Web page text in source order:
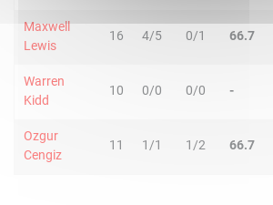
Maxwell
Lewis
16 4/5 0/1 66.7
Warren
Kidd
10 0/0 0/0 -
Ozgur
Cengiz
11 1/1 1/2 66.7